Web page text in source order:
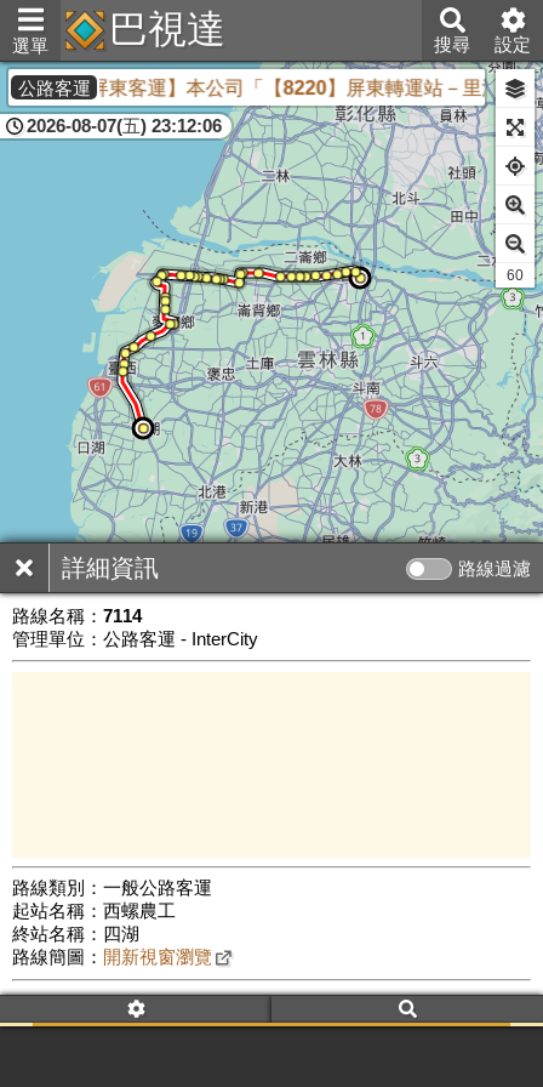
選單 巴視達 搜尋 設定
詳細資訊 路線過濾
路線名稱： 7114
管理單位：公路客運 - InterCity
路線類別：一般公路客運
起站名稱：西螺農工
終站名稱：四湖
路線簡圖： 開新視窗瀏覽
附屬名稱：7114
車頭描述：西螺
四湖
公路客運
客 【屏東客運】本公司「【8220】屏東轉運站－里港－
2026-08-07(五) 23:12:06
59